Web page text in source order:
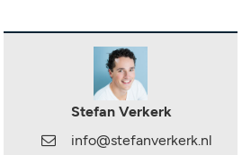
Stefan Verkerk
info@stefanverkerk.nl